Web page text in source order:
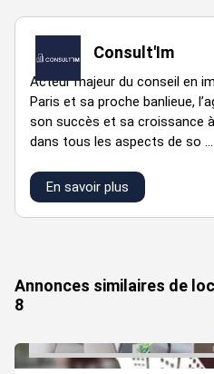
Consult'Im
Acteur majeur du conseil en
Paris et sa proche banlieue,
son succès et sa croissance à
dans tous les aspects de so ...
En savoir plus
Annonces similaires de
8